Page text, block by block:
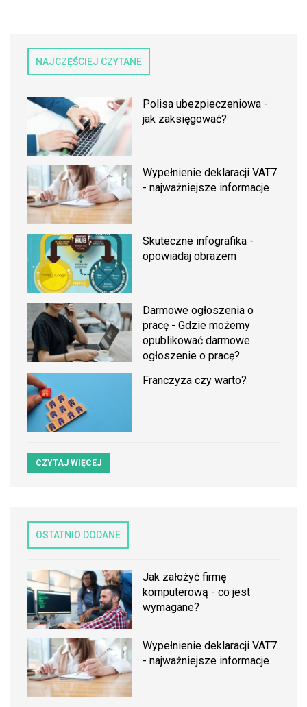
NAJCZĘŚCIEJ CZYTANE
Polisa ubezpieczeniowa -
jak zaksięgować?
Wypełnienie deklaracji VAT7
- najważniejsze informacje
Skuteczne infografika -
opowiadaj obrazem
Darmowe ogłoszenia o
pracę - Gdzie możemy
opublikować darmowe
ogłoszenie o pracę?
Franczyza czy warto?
CZYTAJ WIĘCEJ
OSTATNIO DODANE
Jak założyć firmę
komputerową - co jest
wymagane?
Wypełnienie deklaracji VAT7
- najważniejsze informacje